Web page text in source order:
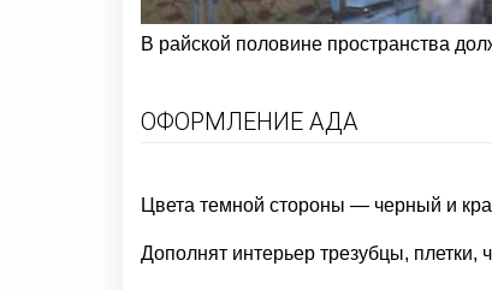
В райской половине пространства
ОФОРМЛЕНИЕ АДА
Цвета темной стороны — черный и
Дополнят интерьер трезубцы,